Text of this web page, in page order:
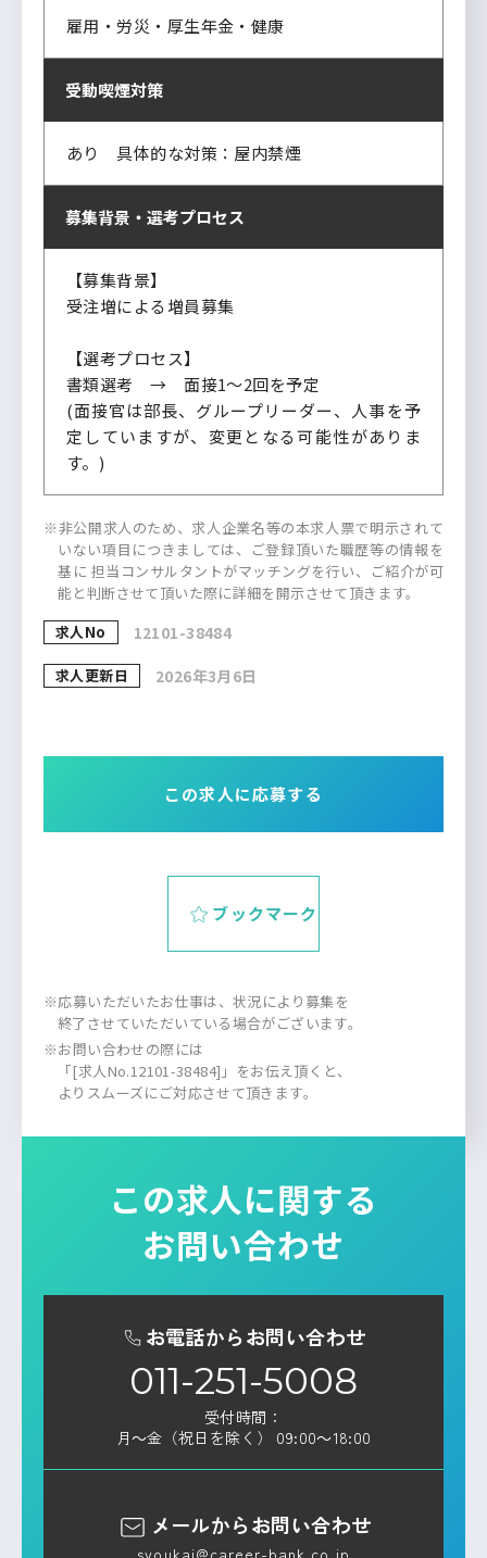
雇用・労災・厚生年金・健康
受動喫煙対策
あり 具体的な対策：屋内禁煙
募集背景・ 選考プロセス
【募集背景】
受注増による増員募集
【選考プロセス】
書類選考 → 面接1～2回を予定
(面接官は部長、グループリーダー、人事を予
定していますが、変更となる可能性がありま
す。)
※非公開求人のため、求人企業名等の本求人票で明示されて
いない項目につきましては、ご登録頂いた職歴等の情報を
基に 担当コンサルタントがマッチングを行い、ご紹介が可
能と判断させて頂いた際に詳細を開示させて頂きます。
求人No
12101-38484
求人更新日 2026年3月6日
この求人に応募する
ブックマーク
※応募いただいたお仕事は、状況により募集を
終了させていただいている場合がございます。
※お問い合わせの際には
「[求人No.12101-38484]」をお伝え頂くと、
よりスムーズにご対応させて頂きます。
この求人に関する
お問い合わせ
お電話からお問い合わせ
011-251-5008
受付時間：
月～金（祝日を除く） 09:00～18:00
メールからお問い合わせ
syoukai@career-bank.co.jp